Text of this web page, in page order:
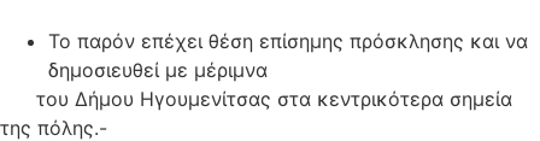
Το παρόν επέχει θέση επίσημης πρόσκλησης και να
δημοσιευθεί με μέριμνα
του Δήμου Ηγουμενίτσας στα κεντρικότερα σημεία
της πόλης.-